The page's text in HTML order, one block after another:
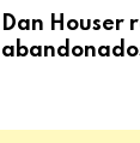
Dan Houser